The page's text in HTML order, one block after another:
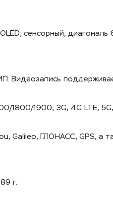
сенсорный, диагональ
Видеозапись
1900, 3G, 4G LTE, 5G,
Galileo, ГЛОНАСС, GPS, а
г.